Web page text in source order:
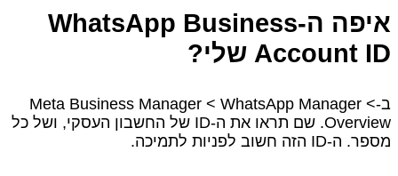
איפה ה‑WhatsApp Business
Account ID שלי?
ב‑Meta Business Manager < WhatsApp Manager <
Overview. שם תראו את ה‑ID של החשבון העסקי, ושל כל
מספר. ה‑ID הזה חשוב לפניות לתמיכה.